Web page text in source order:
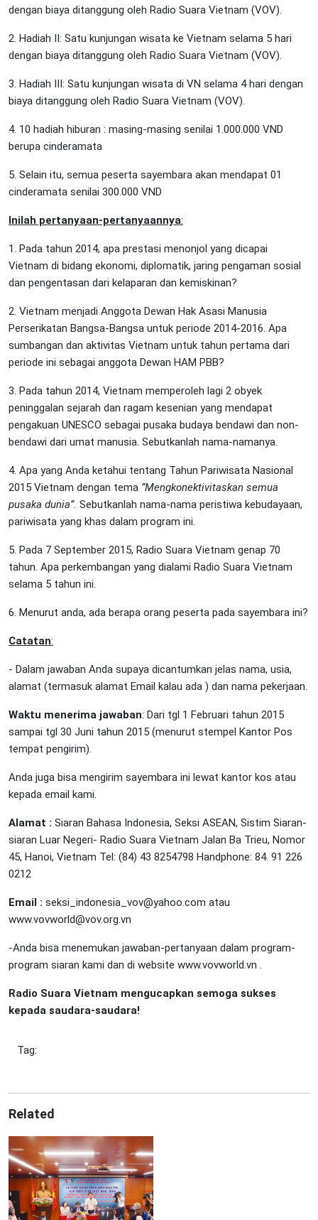
dengan biaya ditanggung oleh Radio Suara Vietnam (VOV).
2. Hadiah II: Satu kunjungan wisata ke Vietnam selama 5 hari
dengan biaya ditanggung oleh Radio Suara Vietnam (VOV).
3. Hadiah III: Satu kunjungan wisata di VN selama 4 hari dengan
biaya ditanggung oleh Radio Suara Vietnam (VOV).
4. 10 hadiah hiburan : masing-masing senilai 1.000.000 VND
berupa cinderamata
5. Selain itu, semua peserta sayembara akan mendapat 01
cinderamata senilai 300.000 VND
Inilah pertanyaan-pertanyaannya:
1. Pada tahun 2014, apa prestasi menonjol yang dicapai
Vietnam di bidang ekonomi, diplomatik, jaring pengaman sosial
dan pengentasan dari kelaparan dan kemiskinan?
2. Vietnam menjadi Anggota Dewan Hak Asasi Manusia
Perserikatan Bangsa-Bangsa untuk periode 2014-2016. Apa
sumbangan dan aktivitas Vietnam untuk tahun pertama dari
periode ini sebagai anggota Dewan HAM PBB?
3. Pada tahun 2014, Vietnam memperoleh lagi 2 obyek
peninggalan sejarah dan ragam kesenian yang mendapat
pengakuan UNESCO sebagai pusaka budaya bendawi dan non-
bendawi dari umat manusia. Sebutkanlah nama-namanya.
4. Apa yang Anda ketahui tentang Tahun Pariwisata Nasional
2015 Vietnam dengan tema “Mengkonektivitaskan semua
pusaka dunia”. Sebutkanlah nama-nama peristiwa kebudayaan,
pariwisata yang khas dalam program ini.
5. Pada 7 September 2015, Radio Suara Vietnam genap 70
tahun. Apa perkembangan yang dialami Radio Suara Vietnam
selama 5 tahun ini.
6. Menurut anda, ada berapa orang peserta pada sayembara ini?
Catatan:
- Dalam jawaban Anda supaya dicantumkan jelas nama, usia,
alamat (termasuk alamat Email kalau ada ) dan nama pekerjaan.
Waktu menerima jawaban: Dari tgl 1 Februari tahun 2015
sampai tgl 30 Juni tahun 2015 (menurut stempel Kantor Pos
tempat pengirim).
Anda juga bisa mengirim sayembara ini lewat kantor kos atau
kepada email kami.
Alamat : Siaran Bahasa Indonesia, Seksi ASEAN, Sistim Siaran-
siaran Luar Negeri- Radio Suara Vietnam Jalan Ba Trieu, Nomor
45, Hanoi, Vietnam Tel: (84) 43 8254798 Handphone: 84. 91 226
0212
Email : seksi_indonesia_vov@yahoo.com atau
www.vovworld@vov.org.vn
-Anda bisa menemukan jawaban-pertanyaan dalam program-
program siaran kami dan di website www.vovworld.vn .
Radio Suara Vietnam mengucapkan semoga sukses
kepada saudara-saudara!
Tag:
Related